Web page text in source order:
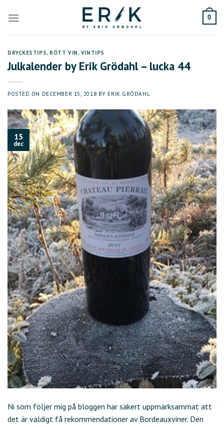
0
DRYCKESTIPS, RÖTT VIN , VINTIPS
Julkalender by Erik Grödahl – lucka 44
POSTED ON DECEMBER 15, 2018 BY ERIK GRÖDAHL
15
dec
Ni som följer mig på bloggen har säkert uppmärksammat att
det är väldigt få rekommendationer av Bordeauxviner. Den